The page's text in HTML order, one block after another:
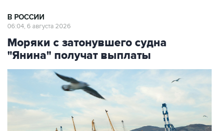
В РОССИИ
06:04, 6 августа 2026
Моряки с затонувшего судна
"Янина" получат выплаты